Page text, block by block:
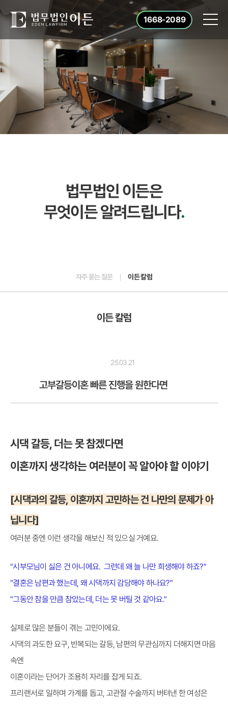
1668-2089
법무법인 이든은
무엇이든 알려드립니다.
자주 묻는 질문 이든 칼럼
이든 칼럼
25.03.21
고부갈등이혼 빠른 진행을 원한다면
시댁 갈등, 더는 못 참겠다면
이혼까지 생각하는 여러분이 꼭 알아야 할 이야기
[시댁과의 갈등, 이혼까지 고민하는 건 나만의 문제가 아
닙니다]
여러분 중엔 이런 생각을 해보신 적 있으실 거예요.
"시부모님이 싫은 건 아니에요. 그런데 왜 늘 나만 희생해야 하죠?"
"결혼은 남편과 했는데, 왜 시댁까지 감당해야 하나요?"
"그동안 참을 만큼 참았는데, 더는 못 버틸 것 같아요."
실제로 많은 분들이 겪는 고민이에요.
시댁의 과도한 요구, 반복되는 갈등, 남편의 무관심까지 더해지면 마음
속엔
이혼이라는 단어가 조용히 자리를 잡게 되죠.
프리랜서로 일하며 가계를 돕고, 고관절 수술까지 버텨낸 한 여성은